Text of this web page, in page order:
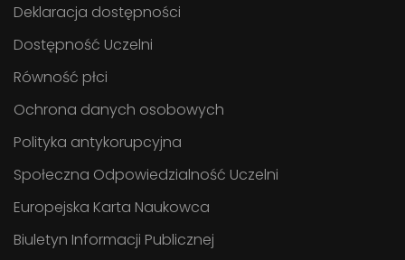
Deklaracja dostępności
Dostępność Uczelni
Równość płci
Ochrona danych osobowych
Polityka antykorupcyjna
Społeczna Odpowiedzialność Uczelni
Europejska Karta Naukowca
Biuletyn Informacji Publicznej